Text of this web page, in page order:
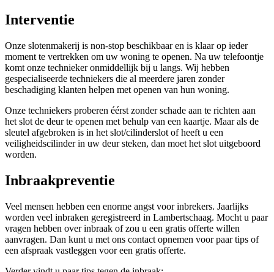
Interventie
Onze slotenmakerij is non-stop beschikbaar en is klaar op ieder
moment te vertrekken om uw woning te openen. Na uw telefoontje
komt onze technieker onmiddellijk bij u langs. Wij hebben
gespecialiseerde techniekers die al meerdere jaren zonder
beschadiging klanten helpen met openen van hun woning.
Onze techniekers proberen éérst zonder schade aan te richten aan
het slot de deur te openen met behulp van een kaartje. Maar als de
sleutel afgebroken is in het slot/cilinderslot of heeft u een
veiligheidscilinder in uw deur steken, dan moet het slot uitgeboord
worden.
Inbraakpreventie
Veel mensen hebben een enorme angst voor inbrekers. Jaarlijks
worden veel inbraken geregistreerd in Lambertschaag. Mocht u paar
vragen hebben over inbraak of zou u een gratis offerte willen
aanvragen. Dan kunt u met ons contact opnemen voor paar tips of
een afspraak vastleggen voor een gratis offerte.